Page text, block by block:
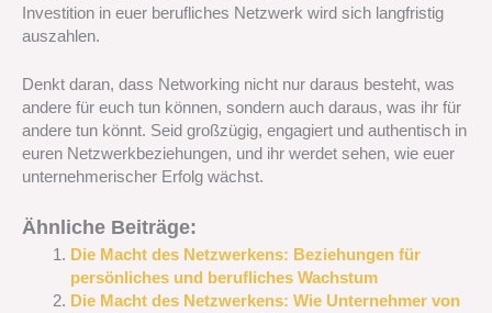
Investition in euer berufliches Netzwerk wird sich langfristig
auszahlen.
Denkt daran, dass Networking nicht nur daraus besteht, was
andere für euch tun können, sondern auch daraus, was ihr für
andere tun könnt. Seid großzügig, engagiert und authentisch in
euren Netzwerkbeziehungen, und ihr werdet sehen, wie euer
unternehmerischer Erfolg wächst.
Ähnliche Beiträge:
Die Macht des Netzwerkens: Beziehungen für
persönliches und berufliches Wachstum
Die Macht des Netzwerkens: Wie Unternehmer von